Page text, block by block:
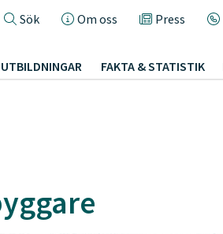
Sök Om oss Press
UTBILDNINGAR FAKTA & STATISTIK